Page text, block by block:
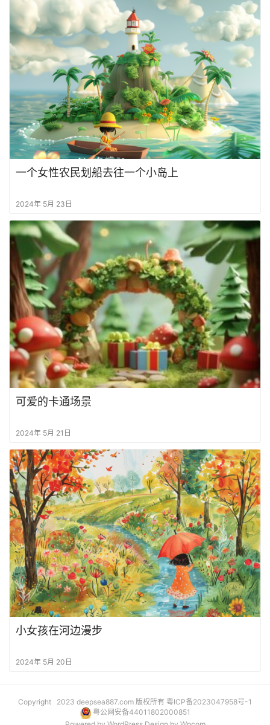
一个女性农民划船去往一个小岛上
2024年 5月 23日
可爱的卡通场景
2024年 5月 21日
小女孩在河边漫步
2024年 5月 20日
Copyright 2023 deepsea887.com 版权所有 粤ICP备2023047958号-1
粤公网安备44011802000851